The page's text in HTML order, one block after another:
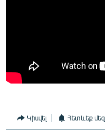
Կիսվել Հետևեք մեզ